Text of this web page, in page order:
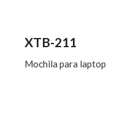
XTB-211
Mochila para laptop